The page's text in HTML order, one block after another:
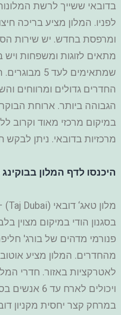
בדובאי ששייך לרשת
לפניו. המלון מציע בריכה
ומרפסת בחדש. יש שירות
מתאים לזוגות ומשפחות ויש
שמתאימים לעד
החדרים גדולים ומרווחים
הגבוהה ביותר. ארוחת
במיקום מרכזי מאוד וקרוב
מרכזיות בדובאי. ניתן
היכנסו לדף המלון
בסגנון הודי במיקום מצוין
פנורמי מדהים של בורג'
מהחדרים. המלון מציע
לאטרקציות באזור. חדרי
ויכולים לארח
במרחק קצר יחסית מקניון